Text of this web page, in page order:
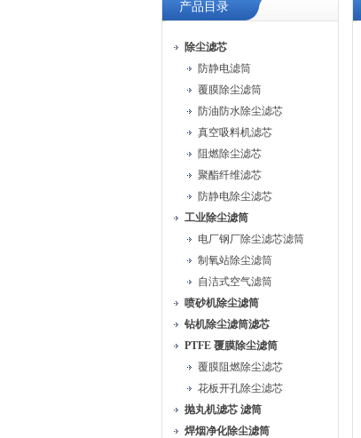
产品目录
除尘滤芯
防静电滤筒
覆膜除尘滤筒
防油防水除尘滤芯
真空吸料机滤芯
阻燃除尘滤芯
聚酯纤维滤芯
防静电除尘滤芯
工业除尘滤筒
电厂钢厂除尘滤芯滤筒
制氧站除尘滤筒
自洁式空气滤筒
喷砂机除尘滤筒
钻机除尘滤筒滤芯
PTFE 覆膜除尘滤筒
覆膜阻燃除尘滤芯
花板开孔除尘滤芯
抛丸机滤芯 滤筒
焊烟净化除尘滤筒